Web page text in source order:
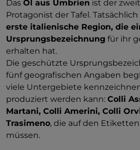
Das Öl aus Umbrien ist der
Protagonist der Tafel.
erste italienische Region, die
Ursprungsbezeichnung für ihr
erhalten hat.
Die geschützte
fünf geografischen Angaben
viele Untergebiete
produziert werden kann: Colli
Martani, Colli Amerini, Colli
Trasimeno, die auf den
müssen.